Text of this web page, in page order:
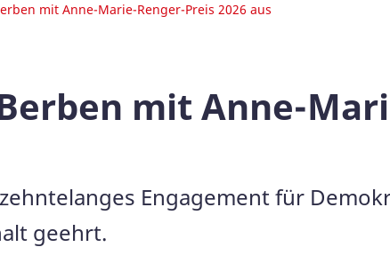
mit Anne-Marie-Renger-Preis 2026 aus
mit Anne-
Engagement für
geehrt.